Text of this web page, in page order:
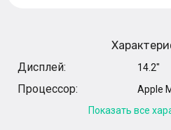
Дисплей:
14.2"
Процессор:
Apple
Показать все